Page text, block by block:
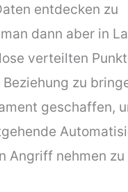
entdecken zu
dann aber in
verteilten
zu
geschaffen,
Angriff nehmen zu